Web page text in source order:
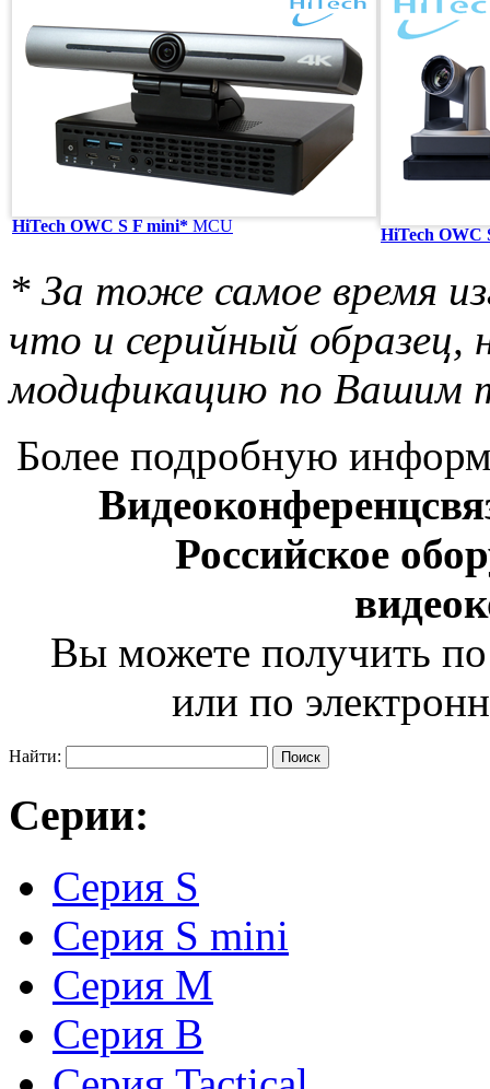
HiTech OWC S F mini* MCU HiTech OWC
* За тоже самое время
что и серийный
модификацию по Вашим
Более подробную
Российское
Вы можете получить
или по
Найти:
Серии:
Серия S
Серия S mini
Серия М
Серия В